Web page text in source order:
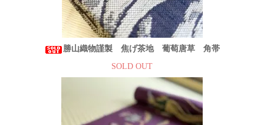
勝山織物謹製 焦げ茶地 葡萄唐草 角帯
SOLD OUT